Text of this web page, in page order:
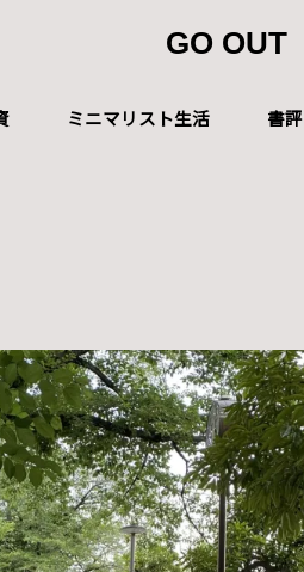
GO OUT
ミニマリスト生活 書評